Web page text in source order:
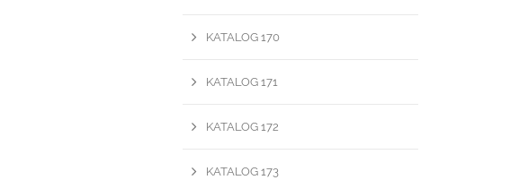
KATALOG 170
KATALOG 171
KATALOG 172
KATALOG 173